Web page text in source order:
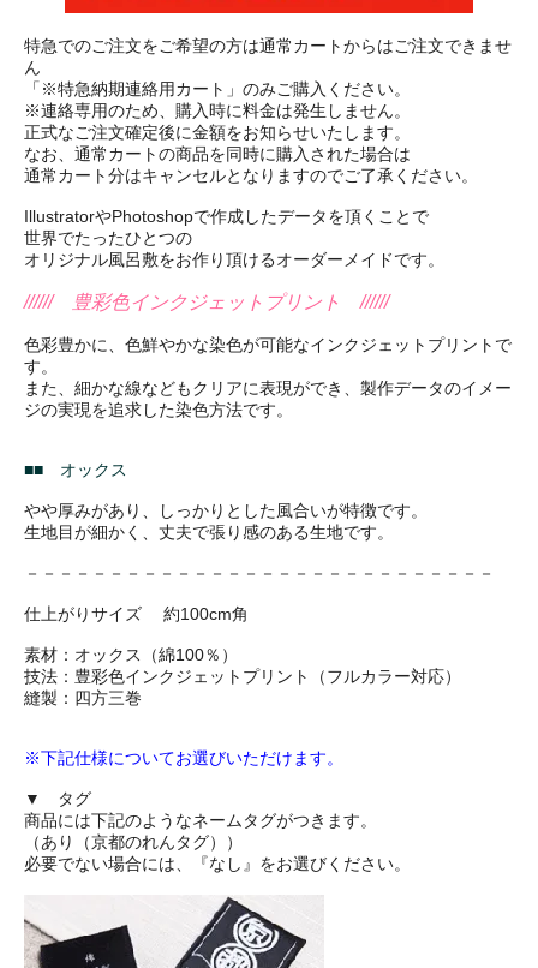
特急でのご注文をご希望の方は通常カートからはご注文できませ
ん
「※特急納期連絡用カート」のみご購入ください。
※連絡専用のため、購入時に料金は発生しません。
正式なご注文確定後に金額をお知らせいたします。
なお、通常カートの商品を同時に購入された場合は
通常カート分はキャンセルとなりますのでご了承ください。
IllustratorやPhotoshopで作成したデータを頂くことで
世界でたったひとつの
オリジナル風呂敷をお作り頂けるオーダーメイドです。
////// 豊彩色インクジェットプリント //////
色彩豊かに、色鮮やかな染色が可能なインクジェットプリントで
す。
また、細かな線などもクリアに表現ができ、製作データのイメー
ジの実現を追求した染色方法です。
■■ オックス
やや厚みがあり、しっかりとした風合いが特徴です。
生地目が細かく、丈夫で張り感のある生地です。
－－－－－－－－－－－－－－－－－－－－－－－－－－－－
仕上がりサイズ 約100cm角
素材：オックス（綿100％）
技法：豊彩色インクジェットプリント（フルカラー対応）
縫製：四方三巻
※下記仕様についてお選びいただけます。
▼ タグ
商品には下記のようなネームタグがつきます。
（あり（京都のれんタグ））
必要でない場合には、『なし』をお選びください。